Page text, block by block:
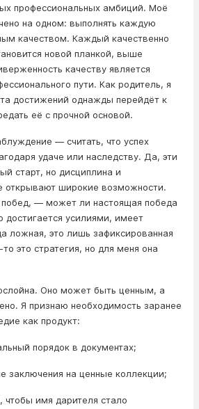
профессиональных амбиций. Моё
на одном: выполнять каждую
качеством. Каждый качественно
новой планкой, выше
качеству является
пути. Как родитель, я
достижений однажды перейдёт к
её с прочной основой.
— считать, что успех
удаче или наследству. Да, эти
старт, но дисциплина и
открывают широкие возможности.
побед, — может ли настоящая победа
достигается усилиями, имеет
ложная, это лишь зафиксированная
это стратегия, но для меня она
Оно может быть ценным, а
Я признаю необходимость заранее
как продукт:
порядок в документах;
заключения на ценные коллекции;
чтобы имя дарителя стало